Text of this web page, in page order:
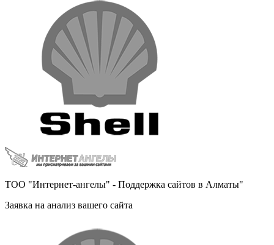
ТОО "Интернет-ангелы" - Поддержка сайтов в Алматы"
Заявка на анализ вашего сайта